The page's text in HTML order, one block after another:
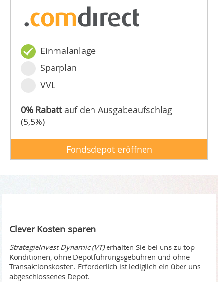
Einmalanlage
Sparplan
VVL
0% Rabattauf den Ausgabeaufschlag
(5,5%)
Fondsdepot eröffnen
Clever Kosten sparen
StrategieInvest Dynamic (VT)erhalten Sie bei uns zu top
Konditionen, ohne Depotführungsgebühren und ohne
Transaktionskosten. Erforderlich ist lediglich ein über uns
abgeschlossenes Depot.